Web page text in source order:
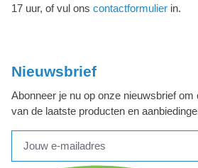
17 uur, of vul ons contactformulier in.
Nieuwsbrief
Abonneer je nu op onze nieuwsbrief om
van de laatste producten en